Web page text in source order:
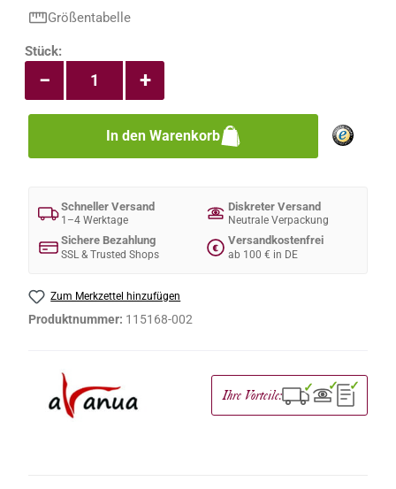
Größentabelle
Produkt Anzahl: Gib den gewünschten
Stück:
+
−
In den Warenkorb
Schneller Versand
1–4 Werktage
Diskreter Versand
Neutrale Verpackung
Sichere Bezahlung
SSL & Trusted Shops
€
Versandkostenfrei
ab 100 € in DE
Zum Merkzettel hinzufügen
Produktnummer: 115168-002
Ihre Vorteile: ✓ ✓ ✓